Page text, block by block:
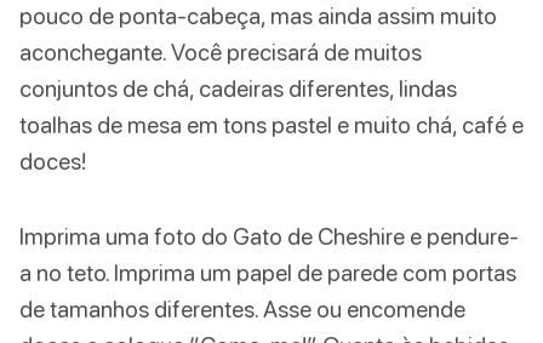
pouco de ponta-cabeça, mas ainda assim muito
aconchegante. Você precisará de muitos
conjuntos de chá, cadeiras diferentes, lindas
toalhas de mesa em tons pastel e muito chá, café e
doces!
Imprima uma foto do Gato de Cheshire e pendure-
a no teto. Imprima um papel de parede com portas
de tamanhos diferentes. Asse ou encomende